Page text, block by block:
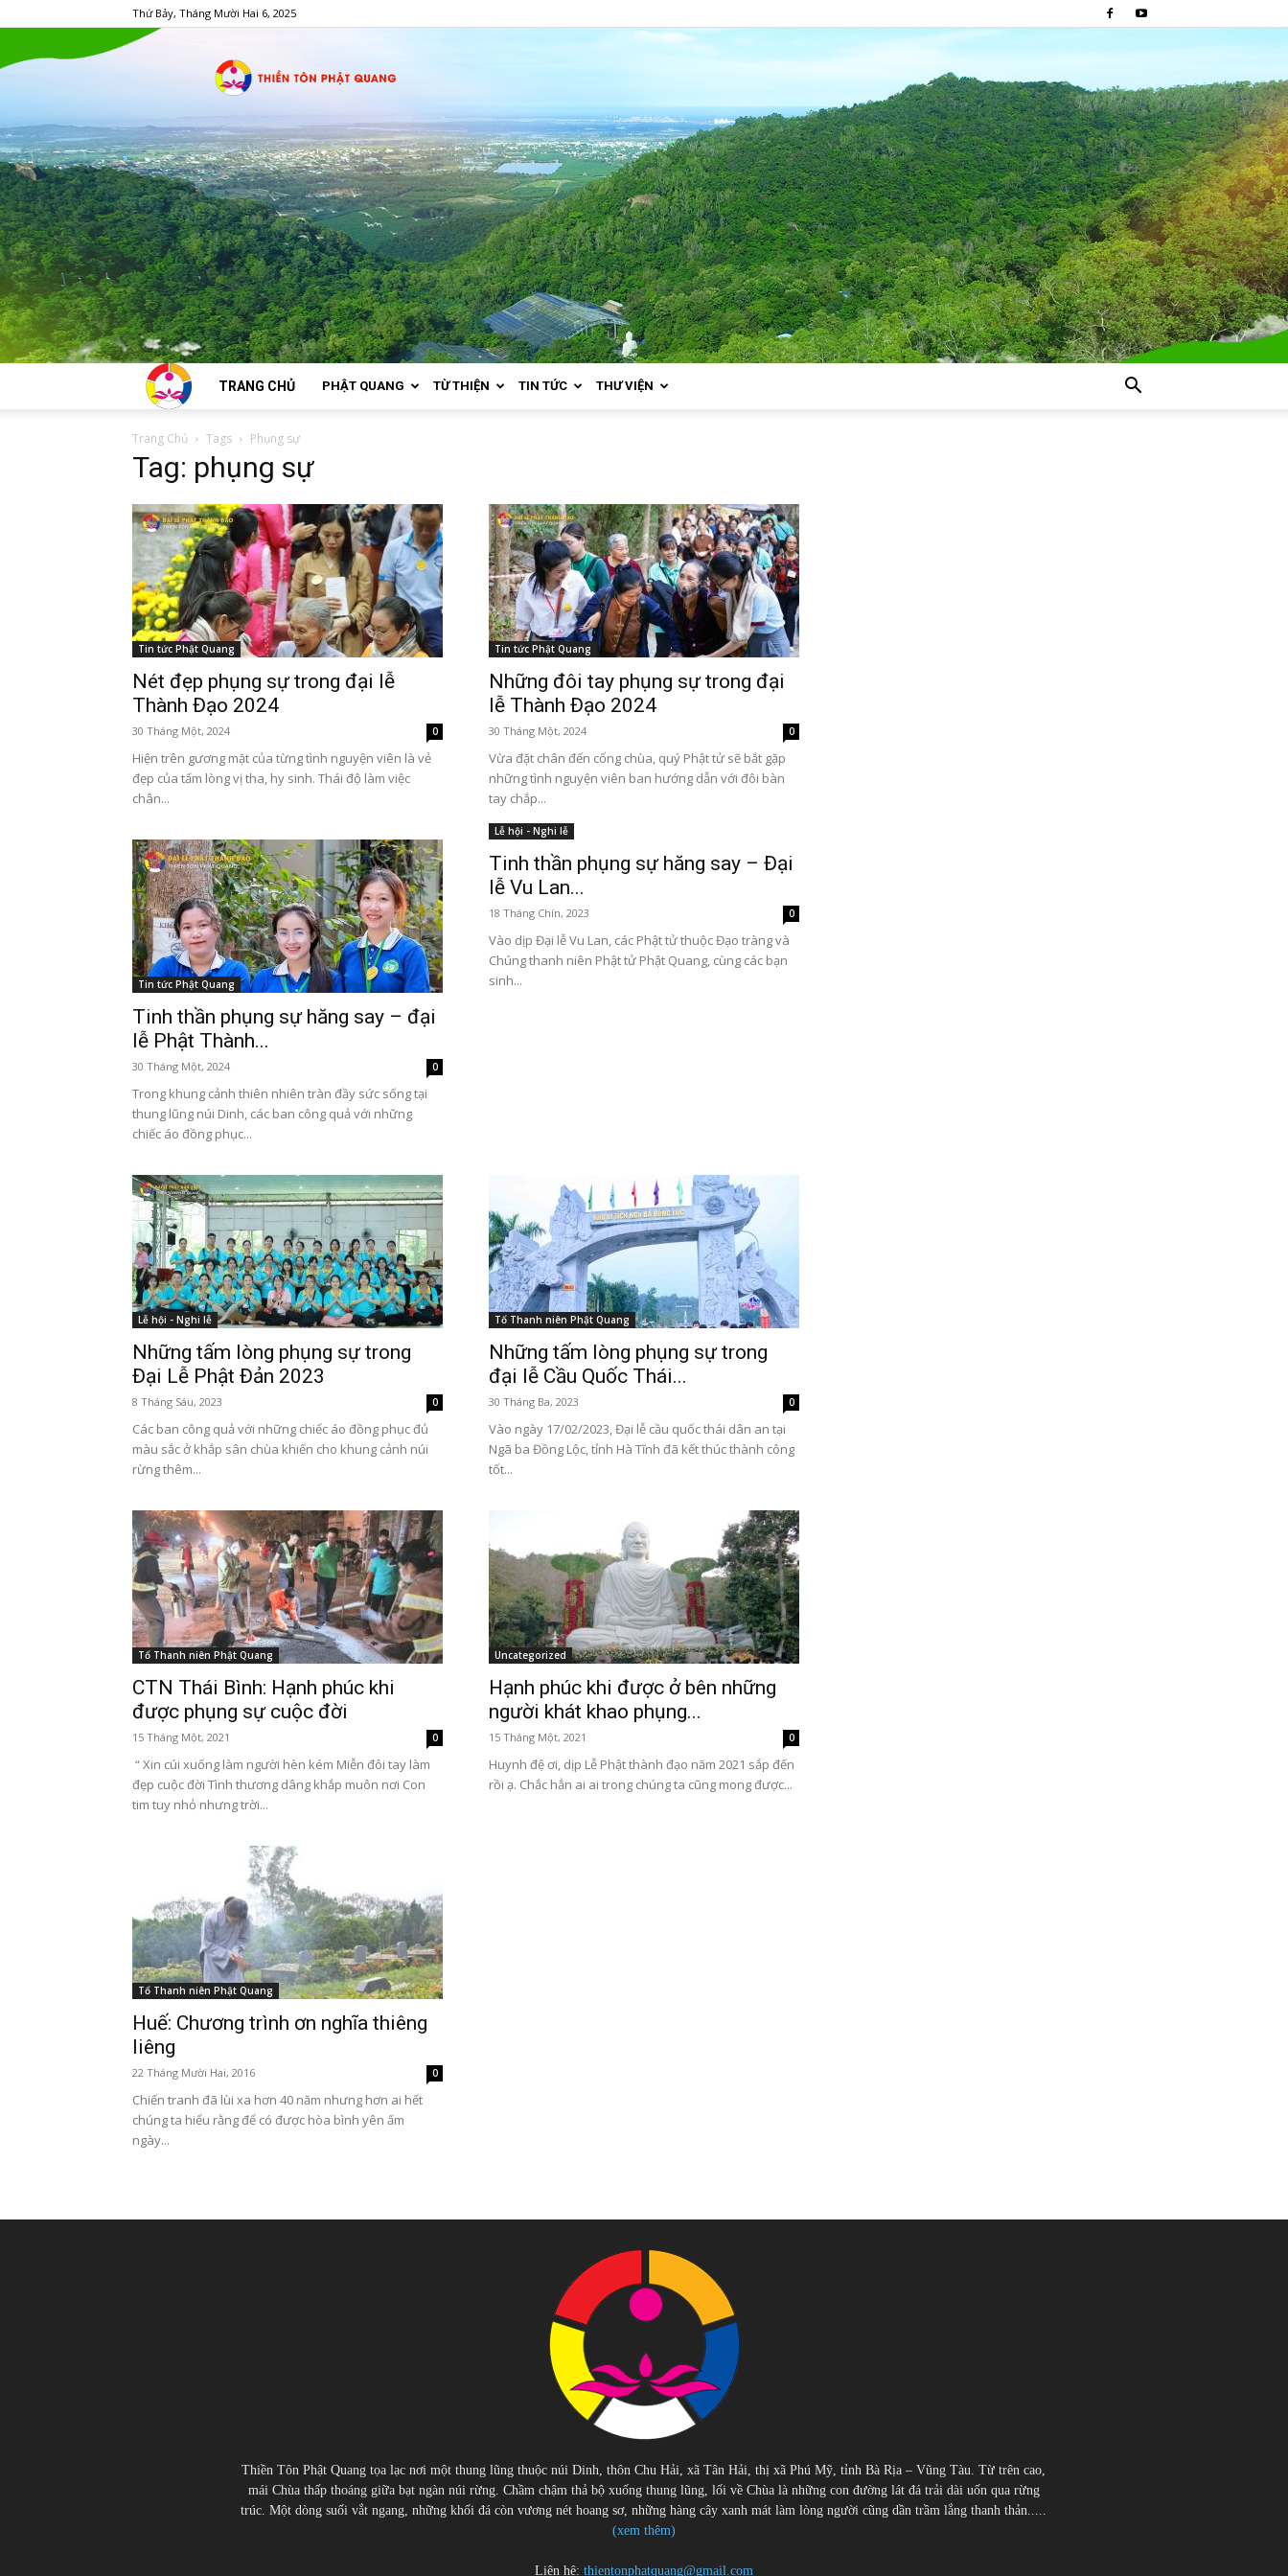
Thứ Bảy, Tháng Mười Hai 6, 2025
Tôn
TRANG CHỦ PHẬT QUANG TỪ THIỆN TIN TỨC THƯ VIỆN
Trang Chủ Tags Phụng sự
Tag: phụng sự
Tin tức Phật Quang
Nét đẹp phụng sự trong đại lễ
Thành Đạo 2024
30 Tháng Một, 2024 0
Hiện trên gương mặt của từng tình nguyện viên là vẻ
đẹp của tấm lòng vị tha, hy sinh. Thái độ làm việc
chân...
Tin tức Phật Quang
Những đôi tay phụng sự trong đại
lễ Thành Đạo 2024
30 Tháng Một, 2024 0
Vừa đặt chân đến cổng chùa, quý Phật tử sẽ bắt gặp
những tình nguyện viên ban hướng dẫn với đôi bàn
tay chắp...
Tin tức Phật Quang
Tinh thần phụng sự hăng say – đại
lễ Phật Thành...
30 Tháng Một, 2024 0
Trong khung cảnh thiên nhiên tràn đầy sức sống tại
thung lũng núi Dinh, các ban công quả với những
chiếc áo đồng phục...
Lễ hội - Nghi lễ
Tinh thần phụng sự hăng say – Đại
lễ Vu Lan...
18 Tháng Chín, 2023 0
Vào dịp Đại lễ Vu Lan, các Phật tử thuộc Đạo tràng và
Chúng thanh niên Phật tử Phật Quang, cùng các bạn
sinh...
Lễ hội - Nghi lễ
Những tấm lòng phụng sự trong
Đại Lễ Phật Đản 2023
8 Tháng Sáu, 2023 0
Các ban công quả với những chiếc áo đồng phục đủ
màu sắc ở khắp sân chùa khiến cho khung cảnh núi
rừng thêm...
Tổ Thanh niên Phật Quang
Những tấm lòng phụng sự trong
đại lễ Cầu Quốc Thái...
30 Tháng Ba, 2023 0
Vào ngày 17/02/2023, Đại lễ cầu quốc thái dân an tại
Ngã ba Đồng Lộc, tỉnh Hà Tĩnh đã kết thúc thành công
tốt...
Tổ Thanh niên Phật Quang
CTN Thái Bình: Hạnh phúc khi
được phụng sự cuộc đời
15 Tháng Một, 2021 0
“ Xin cúi xuống làm người hèn kém Miễn đôi tay làm
đẹp cuộc đời Tình thương dâng khắp muôn nơi Con
tim tuy nhỏ nhưng trời...
Uncategorized
Hạnh phúc khi được ở bên những
người khát khao phụng...
15 Tháng Một, 2021 0
Huynh đệ ơi, dịp Lễ Phật thành đạo năm 2021 sắp đến
rồi ạ. Chắc hẳn ai ai trong chúng ta cũng mong được...
Tổ Thanh niên Phật Quang
Huế: Chương trình ơn nghĩa thiêng
liêng
22 Tháng Mười Hai, 2016 0
Chiến tranh đã lùi xa hơn 40 năm nhưng hơn ai hết
chúng ta hiểu rằng để có được hòa bình yên ấm
ngày...
Thiền Tôn Phật Quang tọa lạc nơi một thung lũng thuộc núi Dinh, thôn Chu Hải, xã Tân Hải, thị xã Phú Mỹ, tỉnh Bà Rịa – Vũng Tàu. Từ trên cao,
mái Chùa thấp thoáng giữa bạt ngàn núi rừng. Chầm chậm thả bộ xuống thung lũng, lối về Chùa là những con đường lát đá trải dài uốn qua rừng
trúc. Một dòng suối vắt ngang, những khối đá còn vương nét hoang sơ, những hàng cây xanh mát làm lòng người cũng dần trầm lắng thanh thản.....
(xem thêm)
Liên hệ: thientonphatquang@gmail.com